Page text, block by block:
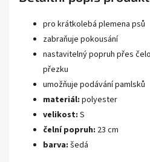
pro krátkolebá plemena psů
zabraňuje pokousání
nastavitelný popruh přes
přezku
umožňuje podávání pamlsků
materiál: polyester
velikost: S
čelní popruh: 23 cm
barva: šedá